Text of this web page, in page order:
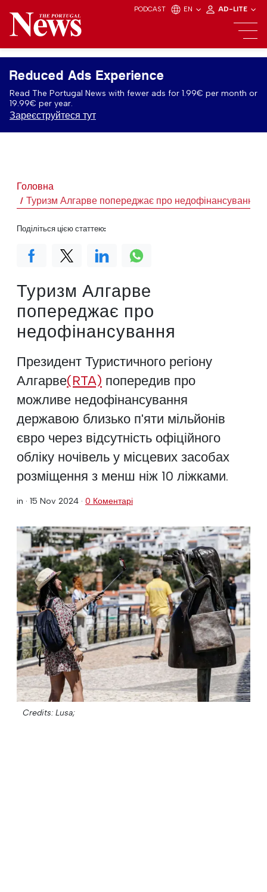
PODCAST EN AD-LITE
Reduced Ads Experience
Read The Portugal News with fewer ads for 1.99€ per month or
19.99€ per year.
Зареєструйтеся тут
Головна
Туризм Алгарве попереджає про недофінансування
Туризм Алгарве
попереджає про
недофінансування
Президент Туристичного регіону
Алгарве(RTA) попередив про
можливе недофінансування
державою близько п'яти мільйонів
євро через відсутність офіційного
обліку ночівель у місцевих засобах
розміщення з менш ніж 10 ліжками.
in · 15 Nov 2024 · 0 Коментарі
Credits: Lusa;
Поділіться цією статтею: